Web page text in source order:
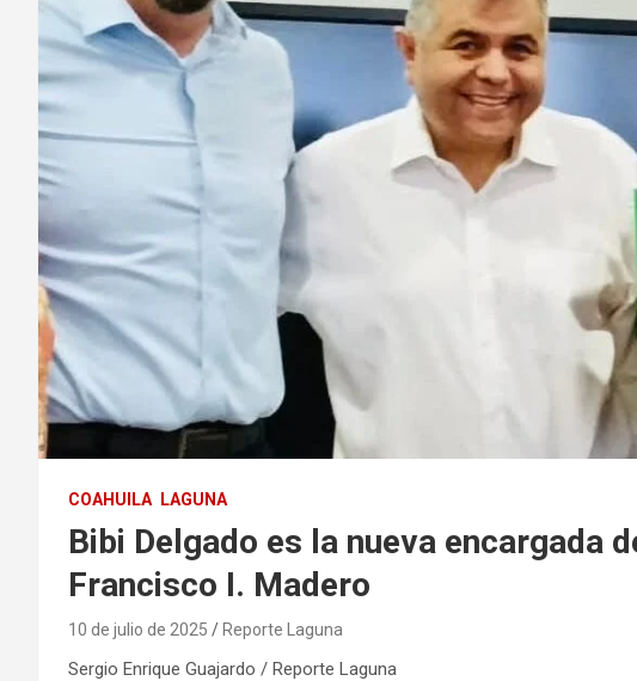
COAHUILA LAGUNA
Bibi Delgado es la nueva encargada
Francisco I. Madero
10 de julio de 2025 Reporte Laguna
Sergio Enrique Guajardo / Reporte Laguna